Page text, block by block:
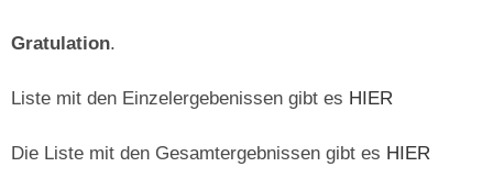
Gratulation.
Liste mit den Einzelergebenissen gibt es HIER
Die Liste mit den Gesamtergebnissen gibt es HIER